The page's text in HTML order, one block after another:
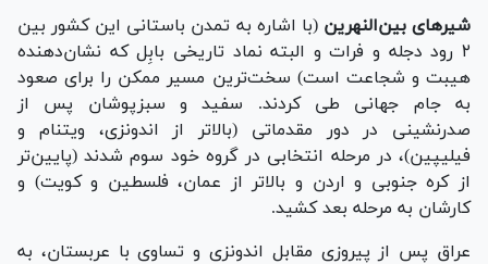
شیر‌های بین‌النهرین (با اشاره به تمدن باستانی این کشور بین
۲ رود دجله و فرات و البته نماد تاریخی بابِل که نشان‌دهنده
هیبت و شجاعت است) سخت‌ترین مسیر ممکن را برای صعود
به جام جهانی طی کردند. سفید و سبزپوشان پس از
صدرنشینی در دور مقدماتی (بالاتر از اندونزی، ویتنام و
فیلیپین)، در مرحله انتخابی در گروه خود سوم شدند (پایین‌تر
از کره جنوبی و اردن و بالاتر از عمان، فلسطین و کویت) و
کارشان به مرحله بعد کشید.
عراق پس از پیروزی مقابل اندونزی و تساوی با عربستان، به